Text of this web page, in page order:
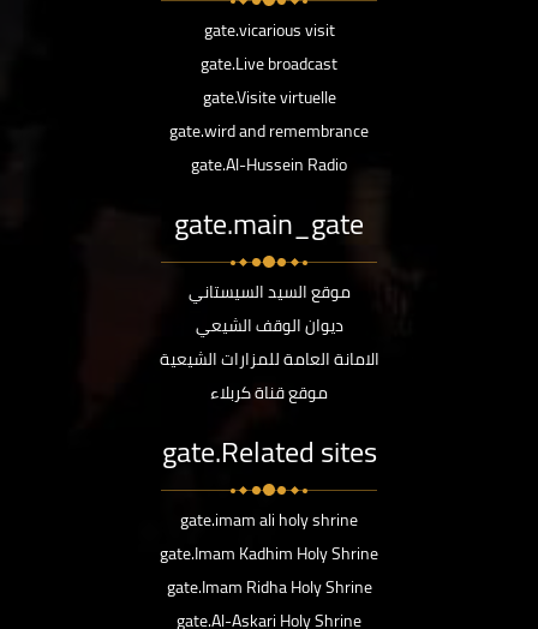
gate.vicarious visit
gate.Live broadcast
gate.Visite virtuelle
gate.wird and remembrance
gate.Al-Hussein Radio
gate.main_gate
موقع السيد السيستاني
ديوان الوقف الشيعي
الامانة العامة للمزارات الشيعية
موقع قناة كربلاء
gate.Related sites
gate.imam ali holy shrine
gate.Imam Kadhim Holy Shrine
gate.Imam Ridha Holy Shrine
gate.Al-Askari Holy Shrine